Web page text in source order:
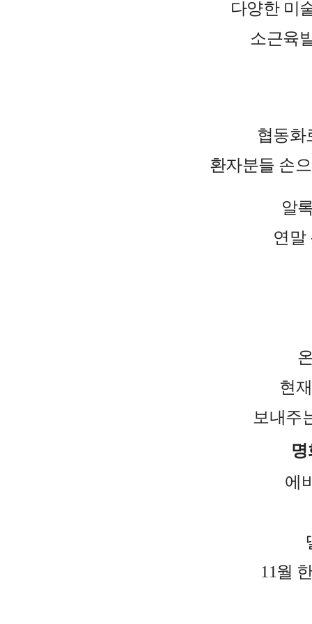
다양한 미
소근육
협동화
환자분들 손
알
연말
현
보내주
명
에
11월